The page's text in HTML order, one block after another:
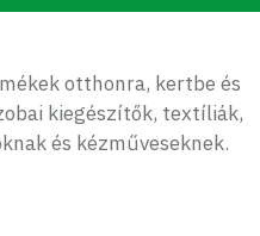
otthonra, kertbe és
kiegészítők, textíliák,
és kézműveseknek.